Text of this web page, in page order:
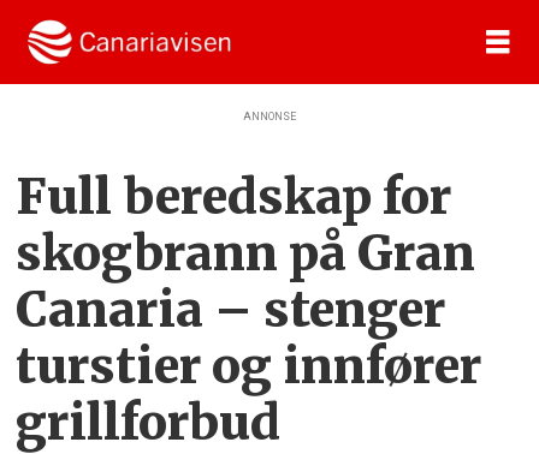
ANNONSE
Full beredskap for
skogbrann på Gran
Canaria – stenger
turstier og innfører
grillforbud